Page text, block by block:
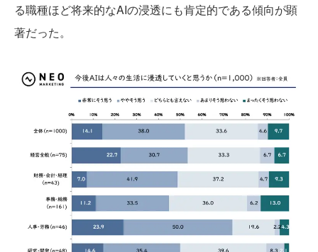
る職種ほど将来的なAIの浸透にも肯定的である傾向が顕
著だった。